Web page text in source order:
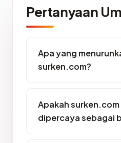
Pertanyaan
Apa yang
surken.com?
Apakah
dipercaya sebagai